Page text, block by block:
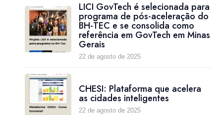
LICI GovTech é selecionada para
programa de pós-aceleração do
BH-TEC e se consolida como
referência em GovTech em Minas
Gerais
22 de agosto de 2025
CHESI: Plataforma que acelera
as cidades inteligentes
22 de agosto de 2025